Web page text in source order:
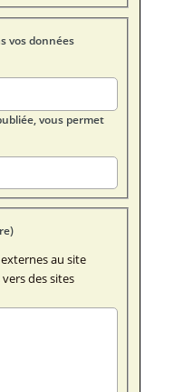
vos données
vous permet
au site
des sites